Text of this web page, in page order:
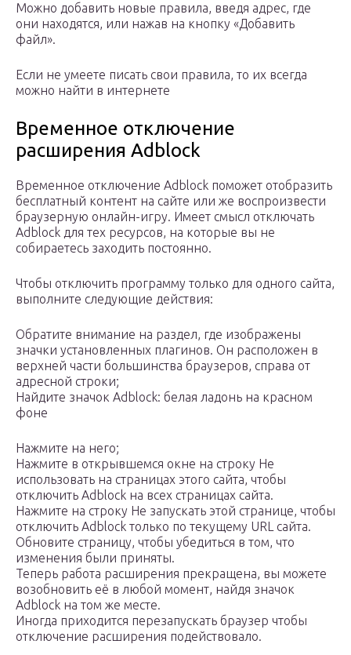
Можно добавить новые правила, введя адрес, где
они находятся, или нажав на кнопку «Добавить
файл».
Если не умеете писать свои правила, то их всегда
можно найти в интернете
Временное отключение
расширения Adblock
Временное отключение Adblock поможет отобразить
бесплатный контент на сайте или же воспроизвести
браузерную онлайн-игру. Имеет смысл отключать
Adblock для тех ресурсов, на которые вы не
собираетесь заходить постоянно.
Чтобы отключить программу только для одного сайта,
выполните следующие действия:
Обратите внимание на раздел, где изображены
значки установленных плагинов. Он расположен в
верхней части большинства браузеров, справа от
адресной строки;
Найдите значок Adblock: белая ладонь на красном
фоне
Нажмите на него;
Нажмите в открывшемся окне на строку Не
использовать на страницах этого сайта, чтобы
отключить Adblock на всех страницах сайта.
Нажмите на строку Не запускать этой странице, чтобы
отключить Adblock только по текущему URL сайта.
Обновите страницу, чтобы убедиться в том, что
изменения были приняты.
Теперь работа расширения прекращена, вы можете
возобновить её в любой момент, найдя значок
Adblock на том же месте.
Иногда приходится перезапускать браузер чтобы
отключение расширения подействовало.